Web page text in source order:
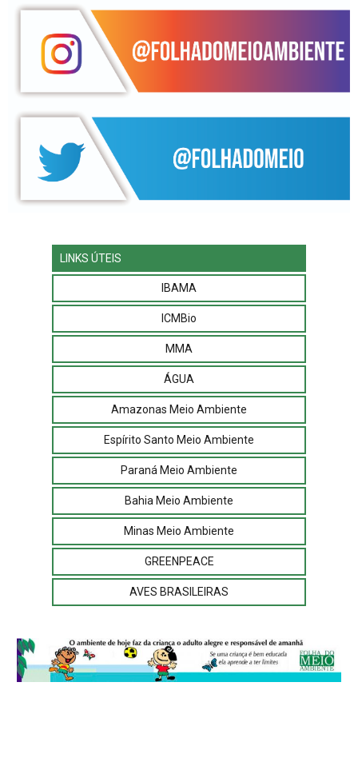
LINKS ÚTEIS
IBAMA
ICMBio
MMA
ÁGUA
Amazonas Meio Ambiente
Espírito Santo Meio Ambiente
Paraná Meio Ambiente
Bahia Meio Ambiente
Minas Meio Ambiente
GREENPEACE
AVES BRASILEIRAS